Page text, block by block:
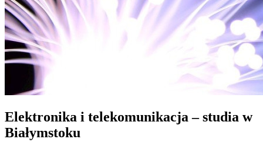
Elektronika i telekomunikacja – studia w
Białymstoku